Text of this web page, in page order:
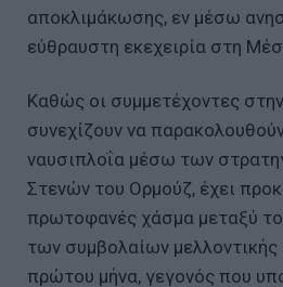
αποκλιμάκωσης, εν μέσω
εύθραυστη εκεχειρία στη
Καθώς οι συμμετέχοντες
συνεχίζουν να
ναυσιπλοΐα μέσω των
Στενών του Ορμούζ, έχει
πρωτοφανές χάσμα μεταξύ
των συμβολαίων
πρώτου μήνα, γεγονός που